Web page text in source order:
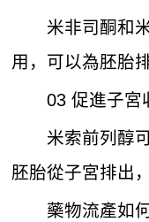
米非司酮和
用，可以為胚胎
03 促進子宮
米索前列醇
胚胎從子宮排出
藥物流產如